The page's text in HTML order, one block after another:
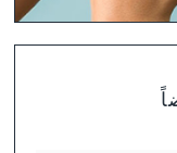
لبشرتك؟ ابحث عن